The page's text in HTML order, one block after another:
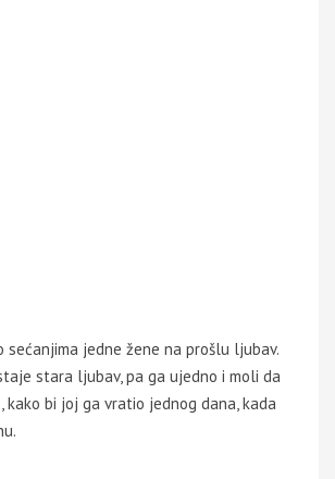
sećanjima jedne žene na prošlu ljubav.
stara ljubav, pa ga ujedno i moli da
kako bi joj ga vratio jednog dana, kada